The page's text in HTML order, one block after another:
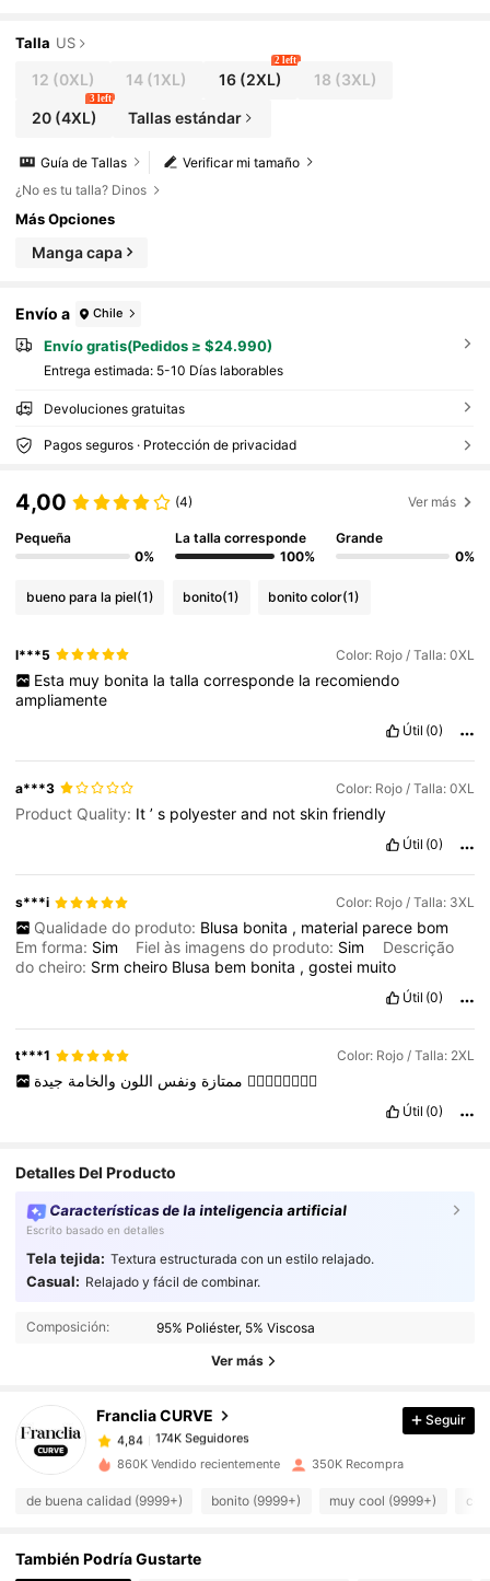
Talla US
12 (0XL) 14 (1XL) 16(2XL)
2 left
18 (3XL)
20(4XL)
3 left
Tallas estándar
Verificar mi tamaño
Guía de Tallas
¿No es tu talla? Dinos
Más Opciones
Manga capa
Envío a Chile
Envío gratis(Pedidos ≥ $24.990)
Entrega estimada: 5-10 Días laborables
Devoluciones gratuitas
Pagos seguros · Protección de privacidad
4,00 (4) Ver más
Pequeña
0%
La talla corresponde
100%
Grande
0%
bueno para la piel(1) bonito(1) bonito color(1)
l***5 Color: Rojo / Talla: 0XL
Esta muy bonita la talla corresponde la recomiendo
ampliamente
Útil (0)
a***3 Color: Rojo / Talla: 0XL
Product Quality: It’s polyesterand notskinfriendly
Útil (0)
s***i Color: Rojo / Talla: 3XL
Qualidade do produto: Blusa bonita , material parece bom
Em forma: Sim Fiel às imagens do produto: Sim
Descrição
do cheiro: Srmcheiro Blusa bem bonita ,gostei muito
Útil (0)
t***1 Color: Rojo / Talla: 2XL
ممتازة ونفس اللون والخامة 👍🏻👍🏻👍🏻👍🏻
Útil (0)
Detalles Del Producto
Características de la inteligencia artificial
Escrito basado en detalles
Tela tejida: Textura estructurada con un estilo relajado.
Casual: Relajado y fácil de combinar.
Composición: 95% Poliéster, 5% Viscosa
Ver más
Franclia CURVE
4,84 174K Seguidores
174K Seguidores
4,84
174K Seguidores
a***a pagóHace 1 día
4,84 174K Seguidores
4,84 174K Seguidores
Seguir
860K Vendido recientemente 350K Recompra
de buena calidad (9999+) bonito (9999+) muy cool (9999+)
También Podría Gustarte